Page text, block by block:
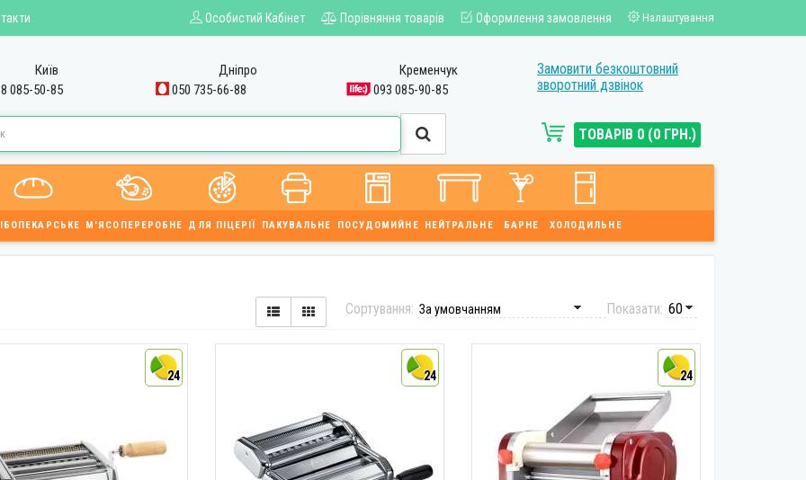
Особистий Кабінет Порівняння товарів Оформлення замовлення Налаштування
Київ
085-50-85
Дніпро
050 735-66-88
Кременчук
093 085-90-85
Замовити безкоштовний
зворотний дзвінок
ТОВАРІВ 0 (0 ГРН.)
М'ЯСОПЕРЕРОБНЕ ДЛЯ ПІЦЕРІЇ ПАКУВАЛЬНЕ ПОСУДОМИЙНЕ НЕЙТРАЛЬНЕ БАРНЕ ХОЛОДИЛЬНЕ
Показати:
Сортування:
24 24 24